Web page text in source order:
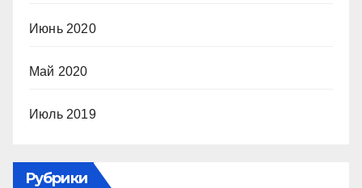
Июнь 2020
Май 2020
Июль 2019
Рубрики